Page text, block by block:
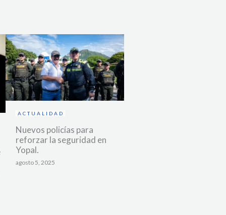
ACTUALIDAD
Nuevos policías para
reforzar la seguridad en
Yopal.
agosto 5, 2025